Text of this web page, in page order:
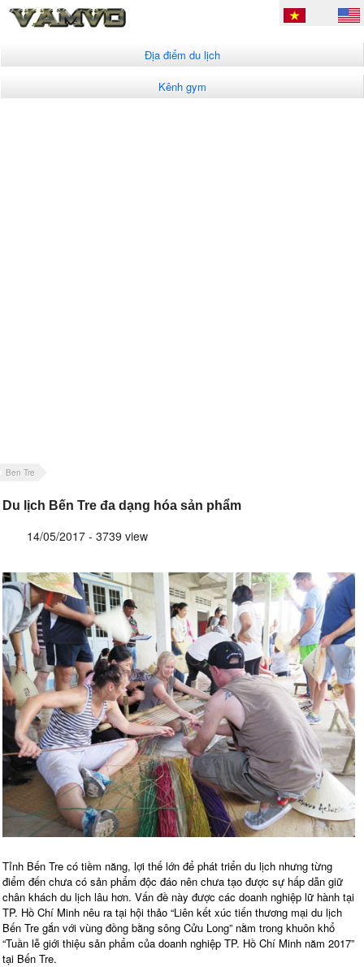
Địa điểm du lịch
Kênh gym
Ben Tre
Du lịch Bến Tre đa dạng hóa sản phẩm
14/05/2017 - 3739 view
Tỉnh Bến Tre có tiềm năng, lợi thế lớn để phát triển du lịch nhưng từng
điểm đến chưa có sản phẩm độc đáo nên chưa tạo được sự hấp dẫn giữ
chân khách du lịch lâu hơn. Vấn đề này được các doanh nghiệp lữ hành tại
TP. Hồ Chí Minh nêu ra tại hội thảo “Liên kết xúc tiến thương mại du lịch
Bến Tre gắn với vùng đồng bằng sông Cửu Long” nằm trong khuôn khổ
“Tuần lễ giới thiệu sản phẩm của doanh nghiệp TP. Hồ Chí Minh năm 2017”
tại Bến Tre.